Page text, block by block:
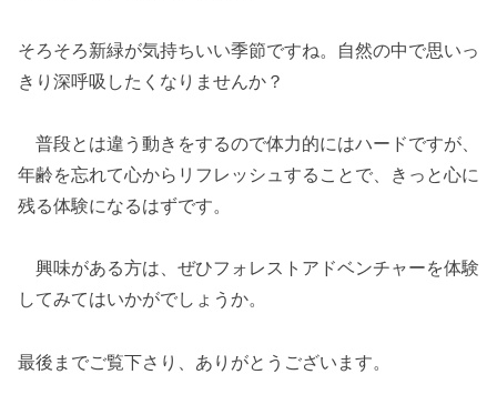
そろそろ新緑が気持ちいい季節ですね。自然の中で思いっ
きり深呼吸したくなりませんか？
普段とは違う動きをするので体力的にはハードですが、
年齢を忘れて心からリフレッシュすることで、きっと心に
残る体験になるはずです。
興味がある方は、ぜひフォレストアドベンチャーを体験
してみてはいかがでしょうか。
最後までご覧下さり、ありがとうございます。